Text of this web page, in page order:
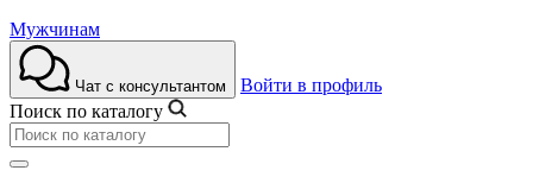
Мужчинам
Чат с консультантом
Войти в профиль
Поиск по каталогу